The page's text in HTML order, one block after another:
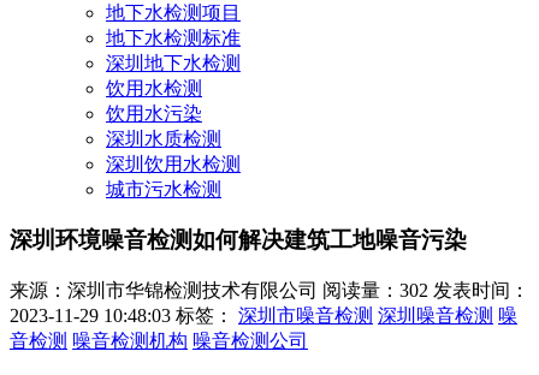
地下水检测项目
地下水检测标准
深圳地下水检测
饮用水检测
饮用水污染
深圳水质检测
深圳饮用水检测
城市污水检测
深圳环境噪音检测如何解决建筑工地噪音污染
来源：深圳市华锦检测技术有限公司 阅读量：302 发表时间：
2023-11-29 10:48:03 标签： 深圳市噪音检测 深圳噪音检测 噪
音检测 噪音检测机构 噪音检测公司